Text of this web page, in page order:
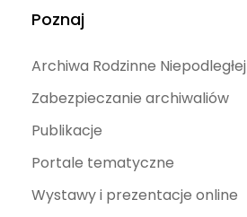
Poznaj
Archiwa Rodzinne Niepodległej
Zabezpieczanie archiwaliów
Publikacje
Portale tematyczne
Wystawy i prezentacje online